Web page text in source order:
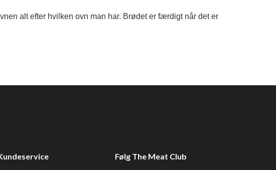
alt efter hvilken ovn man har. Brødet er færdigt når det er
Følg The Meat Club